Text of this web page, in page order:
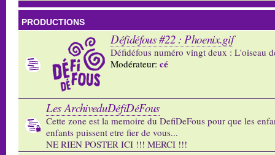
PRODUCTIONS
Défidéfous #22 : Phoenix.gif
Défidéfous numéro vingt deux : L'oiseau
Modérateur: cé
Les ArchiveduDéfiDéFous
Cette zone est la memoire du DefiDeFous pour que les
enfants puissent etre fier de vous...
NE RIEN POSTER ICI !!! MERCI !!!